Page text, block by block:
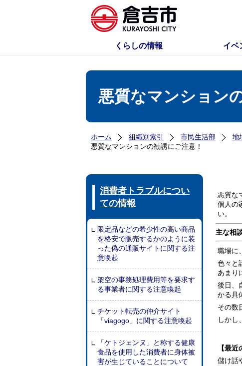
くらしの情報 イベ
悪質なマンション
ホーム 組織別索引 市民生活部 地
悪質なマンションの勧誘にご注意！
消費者トラブルについ
ての情報
限定品などの希少性の高い商品
を格安で販売するかのように装
った偽の通販サイトに関する注
意喚起
架空の事務処理費用等を要求す
る事業者に関する注意喚起
チケット転売の仲介サイト
「viagogo」に関する注意喚起
「ケトジェンヌ」と称する健康
食品を使用した消費者に身体被
害が生じていることについて
悪質な
個人の
い。
主な相
職場に
色々と
あまり
後日、
かる具
その数
しかし
【最近
儲け話